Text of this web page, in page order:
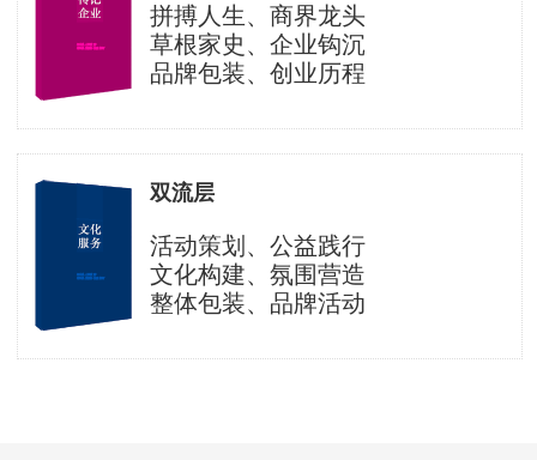
拼搏人生、商界龙头
草根家史、企业钩沉
品牌包装、创业历程
双流层
活动策划、公益践行
文化构建、氛围营造
整体包装、品牌活动